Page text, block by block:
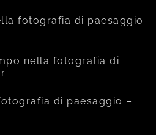
fotografia di paesaggio
nella fotografia di
di paesaggio –